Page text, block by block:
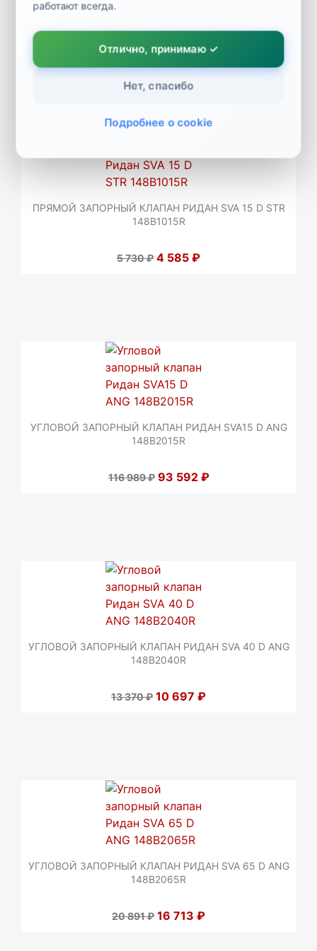
ПРЯМОЙ ЗАПОРНЫЙ КЛАПАН РИДАН SVA 15 D STR
148B1015R
5 730 ₽ 4 585 ₽
УГЛОВОЙ ЗАПОРНЫЙ КЛАПАН РИДАН SVA15 D ANG
148B2015R
116 989 ₽ 93 592 ₽
УГЛОВОЙ ЗАПОРНЫЙ КЛАПАН РИДАН SVA 40 D ANG
148B2040R
13 370 ₽ 10 697 ₽
УГЛОВОЙ ЗАПОРНЫЙ КЛАПАН РИДАН SVA 65 D ANG
148B2065R
20 891 ₽ 16 713 ₽
работают всегда.
Отлично, принимаю ✓
Нет, спасибо
Подробнее о cookie